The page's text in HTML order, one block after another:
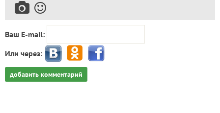
Ваш E-mail:
Или через:
добавить комментарий